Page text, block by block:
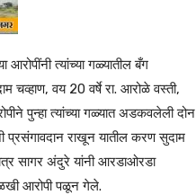
त्यांच्या गळ्यातील बँग
चव्हाण, वय 20 वर्षे रा. आरोळे वस्ती,
पुन्हा त्यांच्या गळ्यात अडकवलेली दोन
प्रसंगावदान राखून यातील करण सुदाम
सागर अंदुरे यांनी आरडाओरडा
आरोपी पळून गेले.